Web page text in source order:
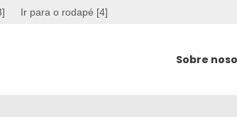
Ir para o rodapé [4]
Sobre